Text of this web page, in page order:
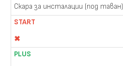
Скара за инсталации (под таван)
✖